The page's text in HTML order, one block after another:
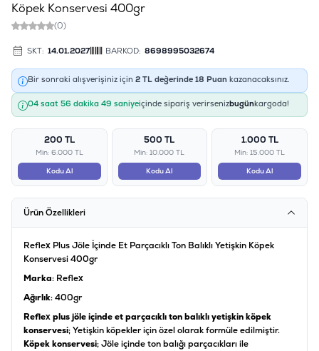
Köpek Konservesi 400gr
(0)
SKT: 14.01.2027 BARKOD: 8698995032674
Bir sonraki alışverişiniz için 2 TL değerinde 18 Puan kazanacaksınız.
04 saat 56 dakika 48 saniyeiçinde sipariş verirsenizbugünkargoda!
200 TL
Min: 6.000 TL
Kodu Al
500 TL
Min: 10.000 TL
Kodu Al
1.000 TL
Min: 15.000 TL
Kodu Al
Ürün Özellikleri
Reflex Plus Jöle İçinde Et Parçacıklı Ton Balıklı Yetişkin Köpek
Konservesi 400gr
Marka: Reflex
Ağırlık: 400gr
Reflex plus jöle içinde et parçacıklı ton balıklı yetişkin köpek
konservesi; Yetişkin köpekler için özel olarak formüle edilmiştir.
Köpek konservesi; Jöle içinde ton balığı parçacıkları ile